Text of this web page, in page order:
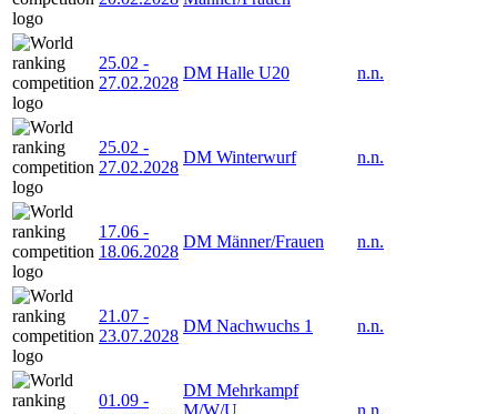
25.02 -
27.02.2028
DM Halle U20 n.n.
25.02 -
27.02.2028
DM Winterwurf n.n.
17.06 -
18.06.2028
DM Männer/Frauen n.n.
21.07 -
23.07.2028
DM Nachwuchs 1 n.n.
01.09 -
DM Mehrkampf